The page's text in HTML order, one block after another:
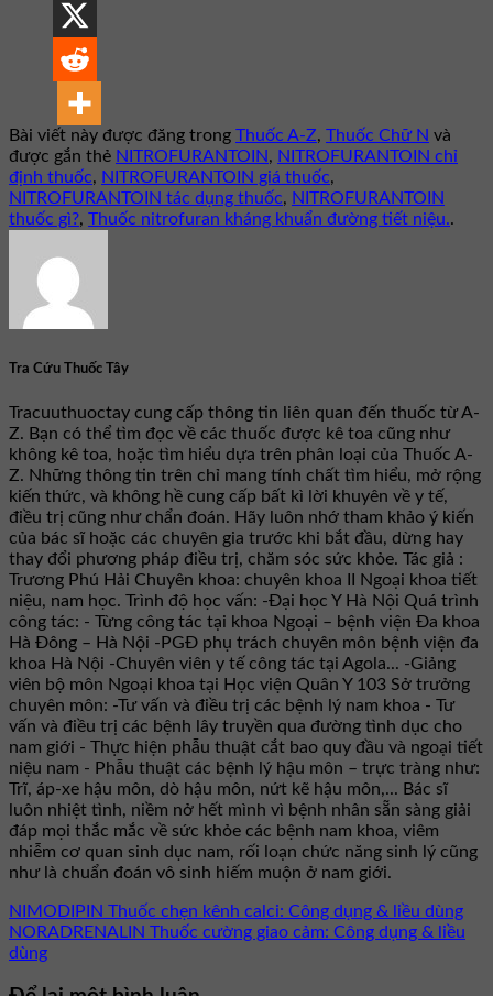
Bài viết này được đăng trong Thuốc A-Z, Thuốc Chữ N và
được gắn thẻ NITROFURANTOIN, NITROFURANTOIN chỉ
định thuốc, NITROFURANTOIN giá thuốc,
NITROFURANTOIN tác dụng thuốc, NITROFURANTOIN
thuốc gì?, Thuốc nitrofuran kháng khuẩn đường tiết niệu..
Tra Cứu Thuốc Tây
Tracuuthuoctay cung cấp thông tin liên quan đến thuốc từ A-
Z. Bạn có thể tìm đọc về các thuốc được kê toa cũng như
không kê toa, hoặc tìm hiểu dựa trên phân loại của Thuốc A-
Z. Những thông tin trên chỉ mang tính chất tìm hiểu, mở rộng
kiến thức, và không hề cung cấp bất kì lời khuyên về y tế,
điều trị cũng như chẩn đoán. Hãy luôn nhớ tham khảo ý kiến
của bác sĩ hoặc các chuyên gia trước khi bắt đầu, dừng hay
thay đổi phương pháp điều trị, chăm sóc sức khỏe. Tác giả :
Trương Phú Hải Chuyên khoa: chuyên khoa II Ngoại khoa tiết
niệu, nam học. Trình độ học vấn: -Đại học Y Hà Nội Quá trình
công tác: - Từng công tác tại khoa Ngoại – bệnh viện Đa khoa
Hà Đông – Hà Nội -PGĐ phụ trách chuyên môn bệnh viện đa
khoa Hà Nội -Chuyên viên y tế công tác tại Agola... -Giảng
viên bộ môn Ngoại khoa tại Học viện Quân Y 103 Sở trưởng
chuyên môn: -Tư vấn và điều trị các bệnh lý nam khoa - Tư
vấn và điều trị các bệnh lây truyền qua đường tình dục cho
nam giới - Thực hiện phẫu thuật cắt bao quy đầu và ngoại tiết
niệu nam - Phẫu thuật các bệnh lý hậu môn – trực tràng như:
Trĩ, áp-xe hậu môn, dò hậu môn, nứt kẽ hậu môn,... Bác sĩ
luôn nhiệt tình, niềm nở hết mình vì bệnh nhân sẵn sàng giải
đáp mọi thắc mắc về sức khỏe các bệnh nam khoa, viêm
nhiễm cơ quan sinh dục nam, rối loạn chức năng sinh lý cũng
như là chuẩn đoán vô sinh hiếm muộn ở nam giới.
NIMODIPIN Thuốc chẹn kênh calci: Công dụng & liều dùng
NORADRENALIN Thuốc cường giao cảm: Công dụng & liều
dùng